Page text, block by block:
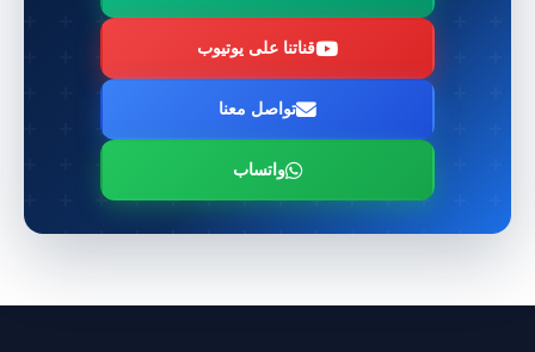
قناتنا على يوتيوب
تواصل معنا
واتساب